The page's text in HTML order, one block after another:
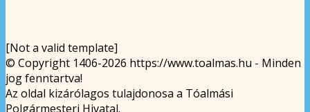
[Not a valid template]
© Copyright 1406-2026 https://www.toalmas.hu - Minden
jog fenntartva!
Az oldal kizárólagos tulajdonosa a Tóalmási
Polgármesteri Hivatal.